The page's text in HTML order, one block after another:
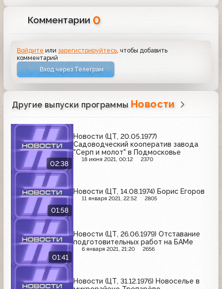
Комментарии 0
Войдите илизарегистрируйтесь , чтобы добавить
комментарий
Вход через Телеграм
Другие выпуски программы Новости
02:38
Новости (ЦТ, 20.05.1977)
Садоводческий кооператив завода
"Серп и молот" в Подмосковье
18 июня 2021, 00:12 2370
01:58
Новости (ЦТ, 14.08.1974) Борис Егоров
11 января 2021, 22:52 2805
01:41
Новости (ЦТ, 26.06.1979) Отставание
подготовительных работ на БАМе
6 января 2021, 21:20 2656
Новости (ЦТ, 31.12.1976) Новоселье в